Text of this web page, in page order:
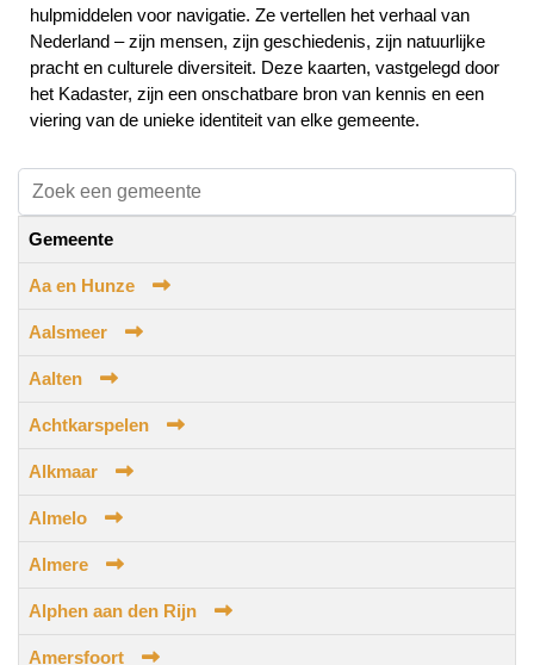
hulpmiddelen voor navigatie. Ze vertellen het verhaal van
Nederland – zijn mensen, zijn geschiedenis, zijn natuurlijke
pracht en culturele diversiteit. Deze kaarten, vastgelegd door
het Kadaster, zijn een onschatbare bron van kennis en een
viering van de unieke identiteit van elke gemeente.
Gemeente
Aa en Hunze
Aalsmeer
Aalten
Achtkarspelen
Alkmaar
Almelo
Almere
Alphen aan den Rijn
Amersfoort